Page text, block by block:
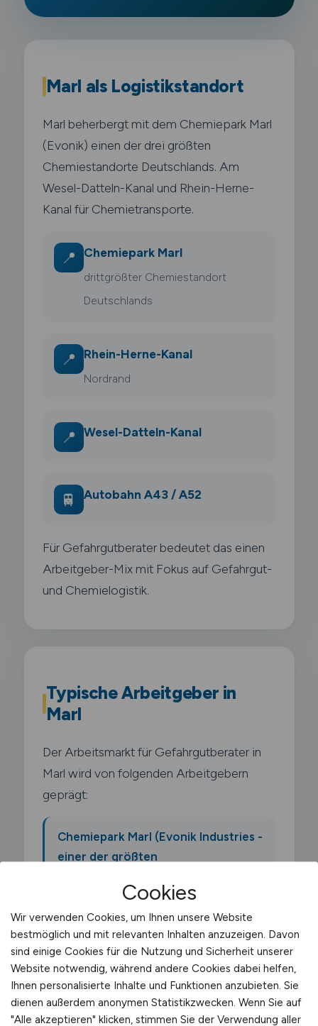
Marl als Logistikstandort
Marl beherbergt mit dem Chemiepark Marl
(Evonik) einen der drei größten
Chemiestandorte Deutschlands. Am
Wesel-Datteln-Kanal und Rhein-Herne-
Kanal für Chemietransporte.
📍 Chemiepark Marl
drittgrößter Chemiestandort
Deutschlands
📍 Rhein-Herne-Kanal
Nordrand
📍 Wesel-Datteln-Kanal
🚆 Autobahn A43 / A52
Für Gefahrgutberater bedeutet das einen
Arbeitgeber-Mix mit Fokus auf Gefahrgut-
und Chemielogistik.
Typische Arbeitgeber in
Marl
Der Arbeitsmarkt für Gefahrgutberater in
Marl wird von folgenden Arbeitgebern
geprägt:
Chemiepark Marl (Evonik Industries -
einer der größten
Deutschlands)
Ineos Oligomers
Oxea (jetzt OQ Chemicals)
Cookies
Wir verwenden Cookies, um Ihnen unsere Website
bestmöglich und mit relevanten Inhalten anzuzeigen. Davon
sind einige Cookies für die Nutzung und Sicherheit unserer
Website notwendig, während andere Cookies dabei helfen,
Ihnen personalisierte Inhalte und Funktionen anzubieten. Sie
dienen außerdem anonymen Statistikzwecken. Wenn Sie auf
"Alle akzeptieren" klicken, stimmen Sie der Verwendung aller